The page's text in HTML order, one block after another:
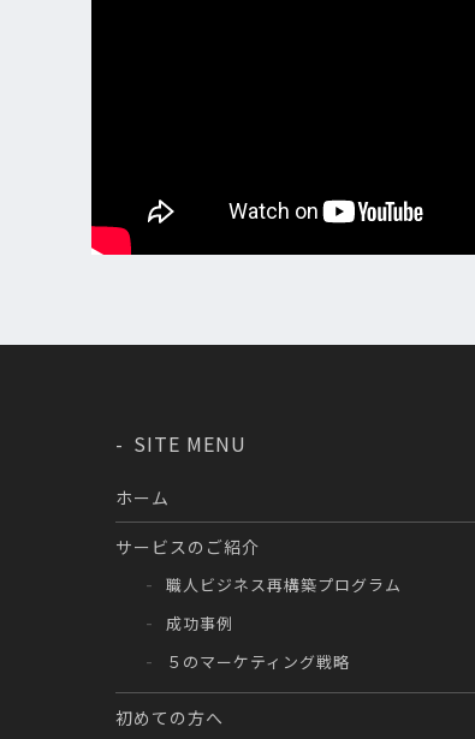
SITE MENU
ホーム
サービスのご紹介
職人ビジネス再構築プログラム
成功事例
５のマーケティング戦略
初めての方へ